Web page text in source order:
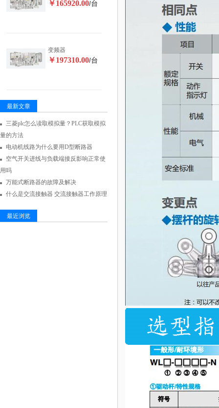
￥165920.00/台
变频器
￥197310.00/台
最新文章
三菱plc怎么读取模拟量？PLC获取模拟
量的方法
电动机线路为什么要用D型断路器
空气开关进线与负载端接反影响正常使
用吗
万能式断路器的故障及解决
什么是交流接触器 交流接触器工作原理
最近浏览